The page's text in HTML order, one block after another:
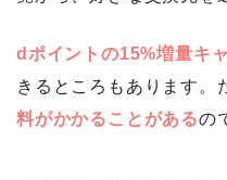
dポイントの15%増量キ
きるところもあります。
料がかかることがあるの